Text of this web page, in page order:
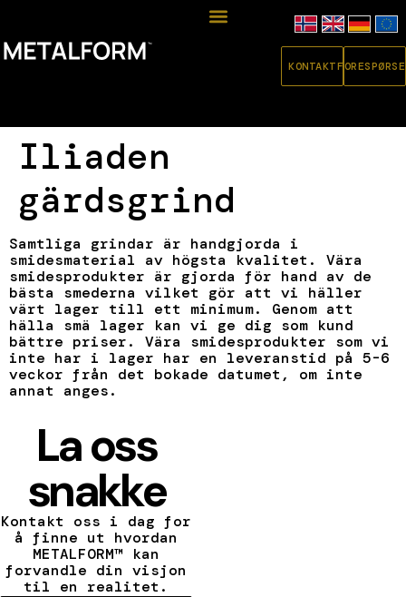
KONTAKT
Iliaden
gärdsgrind
Samtliga grindar är handgjorda i
smidesmaterial av högsta kvalitet. Vära
smidesprodukter är gjorda för hand av de
bästa smederna vilket gör att vi häller
värt lager till ett minimum. Genom att
hälla smä lager kan vi ge dig som kund
bättre priser. Vära smidesprodukter som vi
inte har i lager har en leveranstid på 5-6
veckor från det bokade datumet, om inte
annat anges.
La oss
snakke
Kontakt oss i dag for
å finne ut hvordan
METALFORM™ kan
forvandle din visjon
til en realitet.